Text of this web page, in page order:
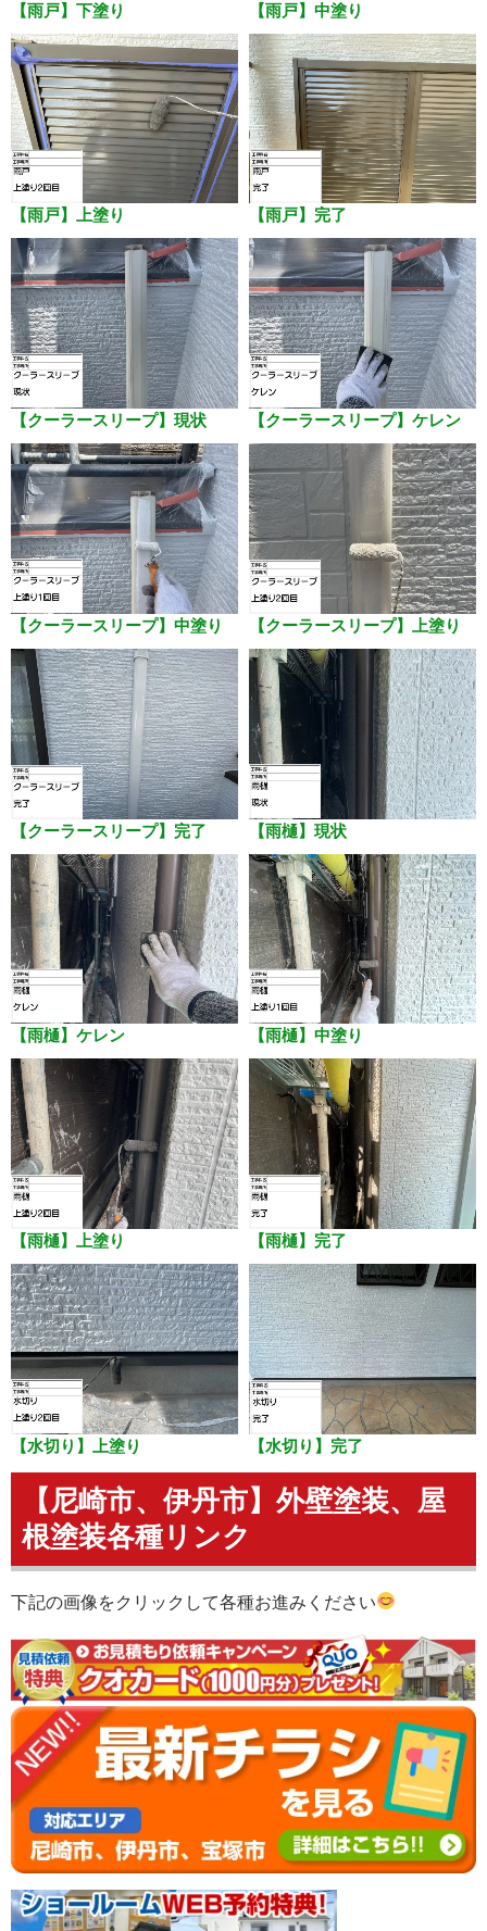
【雨戸】下塗り 【雨戸】中塗り
【雨戸】上塗り 【雨戸】完了
【クーラースリープ】現状 【クーラースリープ】ケレン
【クーラースリープ】中塗り 【クーラースリープ】上塗り
【クーラースリープ】完了 【雨樋】現状
【雨樋】ケレン 【雨樋】中塗り
【雨樋】上塗り 【雨樋】完了
【水切り】上塗り 【水切り】完了
【尼崎市、伊丹市】外壁塗装、屋
根塗装各種リンク
下記の画像をクリックして各種お進みください